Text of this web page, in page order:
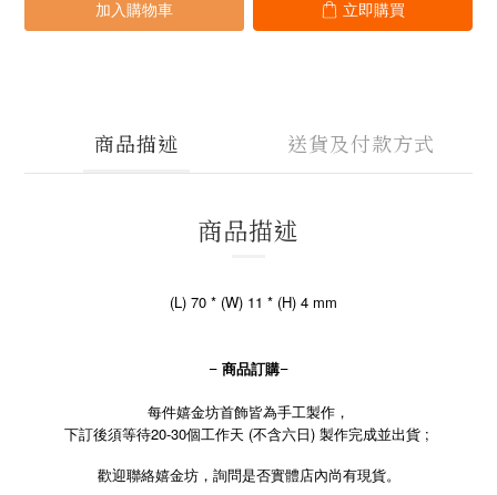
加入購物車 立即購買
商品描述 送貨及付款方式
商品描述
(L) 70 * (W) 11 * (H) 4 mm
- 商品訂購-
每件嬉金坊首飾皆為手工製作，
下訂後須等待20-30個工作天 (不含六日) 製作完成並出貨 ;
歡迎聯絡嬉金坊，詢問是否實體店內尚有現貨。